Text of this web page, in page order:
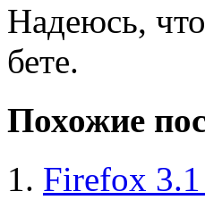
Надеюсь,
бете.
Похожие
Firefox 3.1